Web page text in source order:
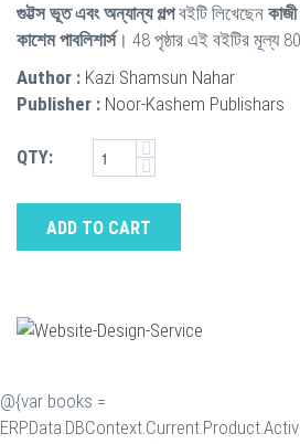
গুট্টস ভূত এবং অন্যান্য গল্পবইটি লিখেছেন
কাশেম পাবলিশার্স। 48 পৃষ্ঠার এই বইটির মূল্য
Author : Kazi Shamsun Nahar
Publisher : Noor-Kashem Publishars
QTY:
ADD TO CART
@{var books =